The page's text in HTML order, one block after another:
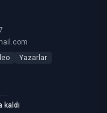
Yazarlar
kaldı